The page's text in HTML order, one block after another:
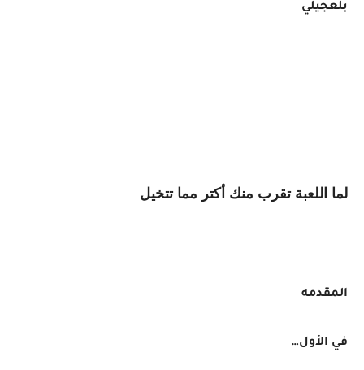
بلعجيلي
لما اللعبة تقرب منك أكتر مما تتخيل
المقدمه
في الأول…